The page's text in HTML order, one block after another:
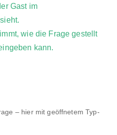
Gast im
wie die Frage gestellt
kann.
– hier mit geöffnetem Typ-